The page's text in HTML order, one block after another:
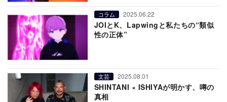
コラム 2025.06.22
JOIとK、Lapwingと私たちの“類似
性の正体”
文芸 2025.08.01
SHINTANI × ISHIYAが明かす、噂の
真相